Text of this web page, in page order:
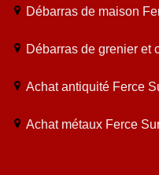
Débarras de maison
Débarras de grenier et
Achat antiquité Ferce
Achat métaux Ferce